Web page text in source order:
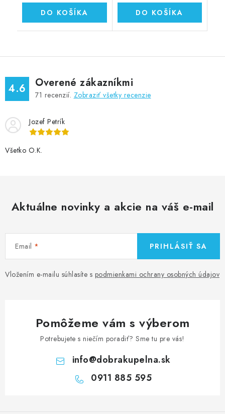
DO KOŠÍKA DO KOŠÍKA
4.6 Overené zákazníkmi
71 recenzií. Zobraziť všetky recenzie
Jozef Petrík
Všetko O.K.
Aktuálne novinky a akcie na váš e-mail
Email
Vložením e-mailu súhlasíte s podmienkami ochrany osobných údajov
PRIHLÁSIŤ SA
Pomôžeme vám s výberom
Potrebujete s niečím poradiť? Sme tu pre vás!
info@dobrakupelna.sk
0911 885 595